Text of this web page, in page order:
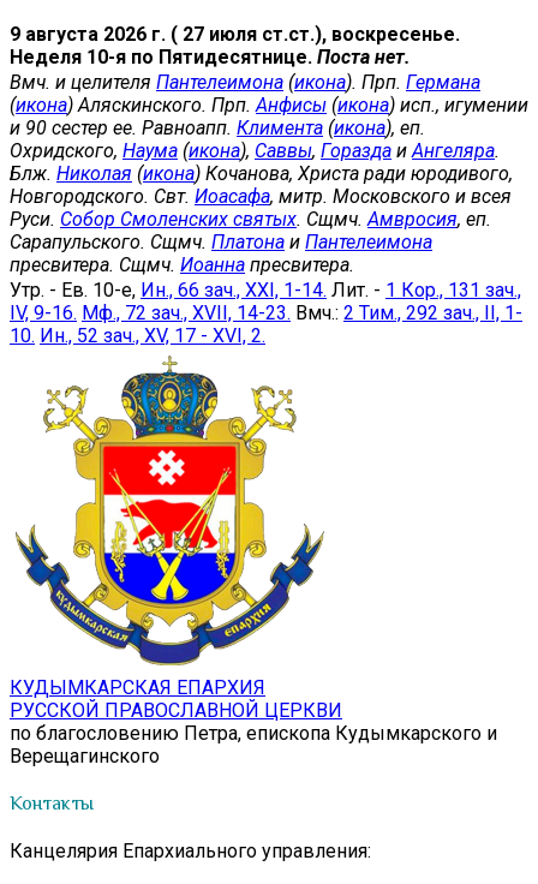
9 августа 2026 г. ( 27 июля ст.ст.), воскресенье.
Неделя 10-я по Пятидесятнице. Поста нет.
Вмч. и целителя Пантелеимона (икона). Прп. Германа
(икона) Аляскинского. Прп. Анфисы (икона) исп., игумении
и 90 сестер ее. Равноапп. Климента (икона), еп.
Охридского, Наума (икона), Саввы, Горазда и Ангеляра.
Блж. Николая (икона) Кочанова, Христа ради юродивого,
Новгородского. Свт. Иоасафа, митр. Московского и всея
Руси. Собор Смоленских святых. Сщмч. Амвросия, еп.
Сарапульского. Сщмч. Платона и Пантелеимона
пресвитера. Сщмч. Иоанна пресвитера.
Утр. - Ев. 10-е, Ин., 66 зач., XXI, 1-14. Лит. - 1 Кор., 131 зач.,
IV, 9-16. Мф., 72 зач., XVII, 14-23. Вмч.: 2 Тим., 292 зач., II, 1-
10. Ин., 52 зач., XV, 17 - XVI, 2.
КУДЫМКАРСКАЯ ЕПАРХИЯ
РУССКОЙ ПРАВОСЛАВНОЙ ЦЕРКВИ
по благословению Петра, епископа Кудымкарского и
Верещагинского
Контакты
Канцелярия Епархиального управления: